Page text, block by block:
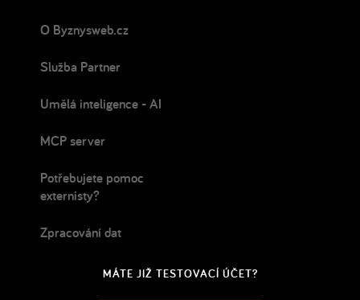
O Byznysweb.cz
Služba Partner
Umělá inteligence - AI
MCP server
Potřebujete pomoc
externisty?
Zpracování dat
MÁTE JIŽ TESTOVACÍ ÚČET?